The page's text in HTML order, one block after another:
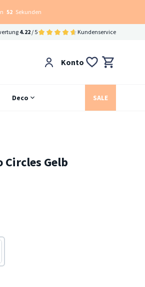
51 Sekunden
4.22 / 5 Kundenservice
Konto
Deco SALE
Gelb